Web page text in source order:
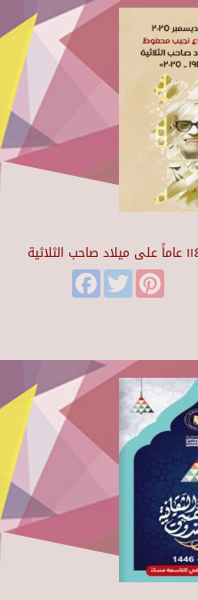
FacebookTwitter